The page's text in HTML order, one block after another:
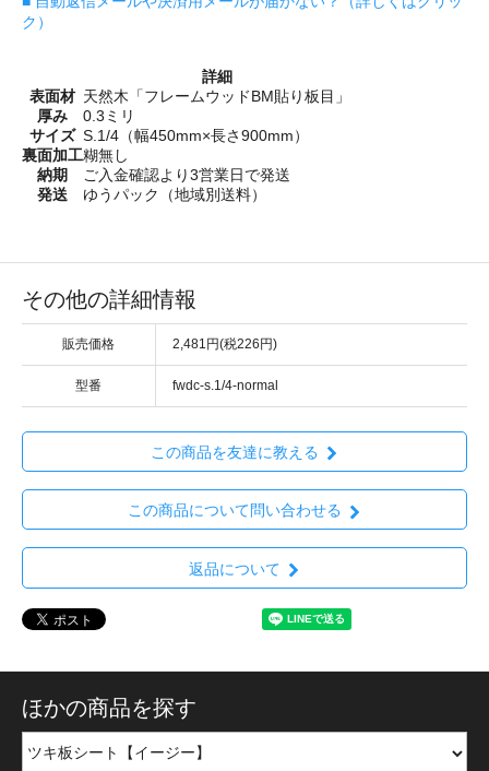
ク）
詳細
表面材 天然木「フレームウッドBM貼り板目」
厚み
0.3ミリ
サイズ S.1/4（幅450mm×長さ900mm）
裏面加工糊無し
納期
ご入金確認より3営業日で発送
発送
ゆうパック（地域別送料）
その他の詳細情報
販売価格 2,481円(税226円)
型番 fwdc-s.1/4-normal
この商品を友達に教える
この商品について問い合わせる
返品について
ほかの商品を探す